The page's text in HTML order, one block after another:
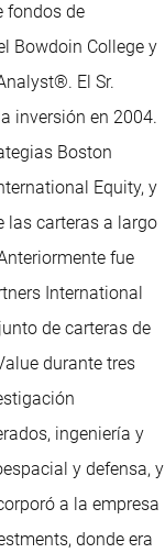
fondos de
Bowdoin College y
El Sr.
inversión en 2004.
Boston
Equity, y
las carteras a largo
fue
International
de carteras de
durante tres
ingeniería y
y defensa, y
a la empresa
donde era